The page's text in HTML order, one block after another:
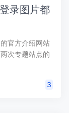
录图片都
官方介绍网站
次专题站点的
3